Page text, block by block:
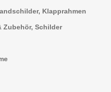
Klapprahmen
Zubehör, Schilder